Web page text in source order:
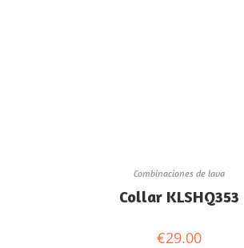
Combinaciones de lava
Collar KLSHQ353
€29.00